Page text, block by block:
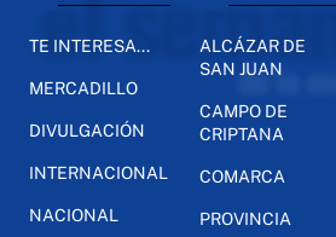
TE INTERESA...
MERCADILLO
DIVULGACIÓN
INTERNACIONAL
NACIONAL
ALCÁZAR DE
SAN JUAN
CAMPO DE
CRIPTANA
COMARCA
PROVINCIA